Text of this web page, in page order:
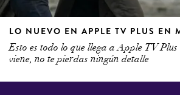
LO NUEVO EN APPLE TV PLUS EN
Esto es todo lo que llega a Apple TV Plus
viene, no te pierdas ningún detalle